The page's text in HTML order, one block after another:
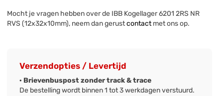
Mocht je vragen hebben over de IBB Kogellager 6201 2RS NR
RVS (12x32x10mm), neem dan gerustcontactmet ons op.
Verzendopties / Levertijd
· Brievenbuspost zonder track & trace
De bestelling wordt binnen 1 tot 3 werkdagen verstuurd.